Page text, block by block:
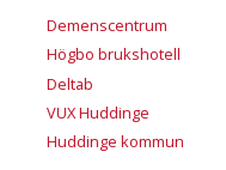
Demenscentrum
Högbo brukshotell
Deltab
VUX Huddinge
Huddinge kommun